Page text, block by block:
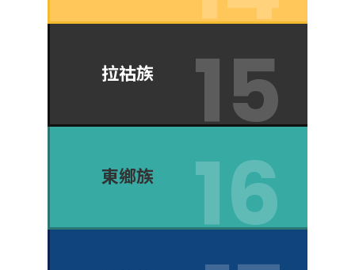
拉祜族
東鄉族